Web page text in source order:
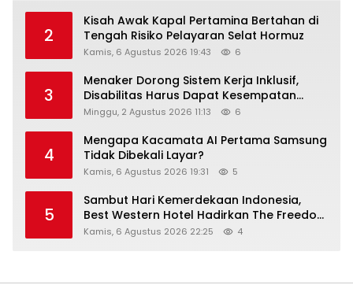
2
Kisah Awak Kapal Pertamina Bertahan di
Tengah Risiko Pelayaran Selat Hormuz
Kamis, 6 Agustus 2026 19:43 6
3
Menaker Dorong Sistem Kerja Inklusif,
Disabilitas Harus Dapat Kesempatan
Setara
Minggu, 2 Agustus 2026 11:13 6
4
Mengapa Kacamata AI Pertama Samsung
Tidak Dibekali Layar?
Kamis, 6 Agustus 2026 19:31 5
5
Sambut Hari Kemerdekaan Indonesia,
Best Western Hotel Hadirkan The Freedom
Stay Diskon Hingga 45%
Kamis, 6 Agustus 2026 22:25 4